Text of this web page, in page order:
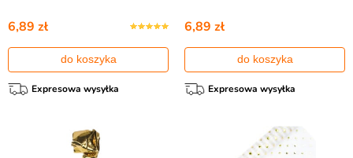
6,89 zł
do koszyka
Expresowa wysyłka
6,89 zł
do koszyka
Expresowa wysyłka